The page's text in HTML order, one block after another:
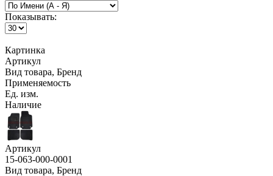
Показывать:
Картинка
Артикул
Вид товара, Бренд
Применяемость
Ед. изм.
Наличие
Артикул
15-063-000-0001
Вид товара, Бренд